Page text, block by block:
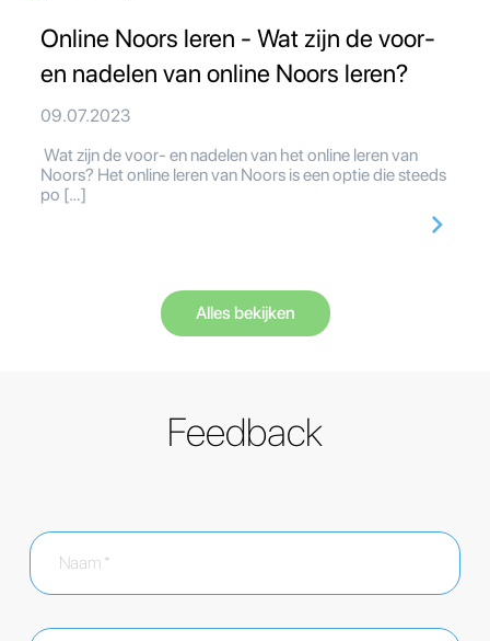
Online Noors leren - Wat zijn de voor-
en nadelen van online Noors leren?
09.07.2023
Wat zijn de voor- en nadelen van het online leren van
Noors? Het online leren van Noors is een optie die steeds
po […]
Alles bekijken
Feedback